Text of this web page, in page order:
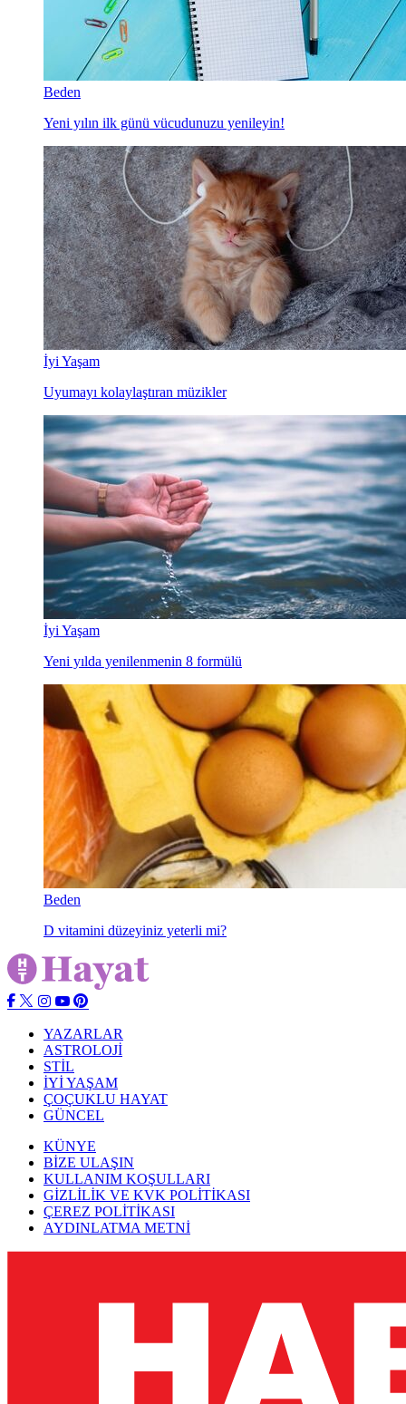
Beden
Yeni yılın ilk günü vücudunuzu yenileyin!
İyi Yaşam
Uyumayı kolaylaştıran müzikler
İyi Yaşam
Yeni yılda yenilenmenin 8 formülü
Beden
D vitamini düzeyiniz yeterli mi?
YAZARLAR
ASTROLOJİ
STİL
İYİ YAŞAM
ÇOÇUKLU HAYAT
GÜNCEL
KÜNYE
BİZE ULAŞIN
KULLANIM KOŞULLARI
GİZLİLİK VE KVK POLİTİKASI
ÇEREZ POLİTİKASI
AYDINLATMA METNİ